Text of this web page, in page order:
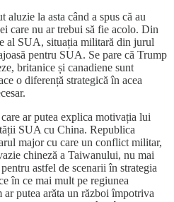
la asta când a spus că au
care nu ar trebui să fie acolo. Din
al SUA, situația militară din jurul
pentru SUA. Se pare că Trump
britanice și canadiene sunt
o diferență strategică în acea
ar putea explica motivația lui
SUA cu China. Republica
major cu care un conflict militar,
chineză a Taiwanului, nu mai
astfel de scenarii în strategia
în ce mai mult pe regiunea
putea arăta un război împotriva